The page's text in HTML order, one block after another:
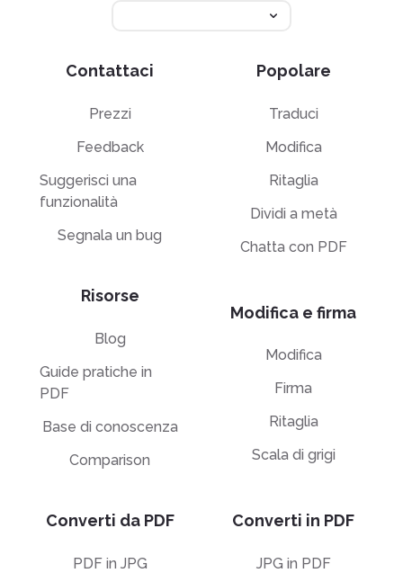
Contattaci
Prezzi
Feedback
Suggerisci una
funzionalità
Segnala un bug
Risorse
Blog
Guide pratiche in
PDF
Base di conoscenza
Comparison
Popolare
Traduci
Modifica
Ritaglia
Dividi a metà
Chatta con PDF
Modifica e firma
Modifica
Firma
Ritaglia
Scala di grigi
Converti da PDF
PDF in JPG
Converti in PDF
JPG in PDF